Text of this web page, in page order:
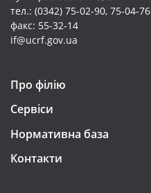
тел.: (0342) 75-02-90, 75-04-76
факс: 55-32-14
if@ucrf.gov.ua
Про філію
Сервіси
Нормативна база
Контакти